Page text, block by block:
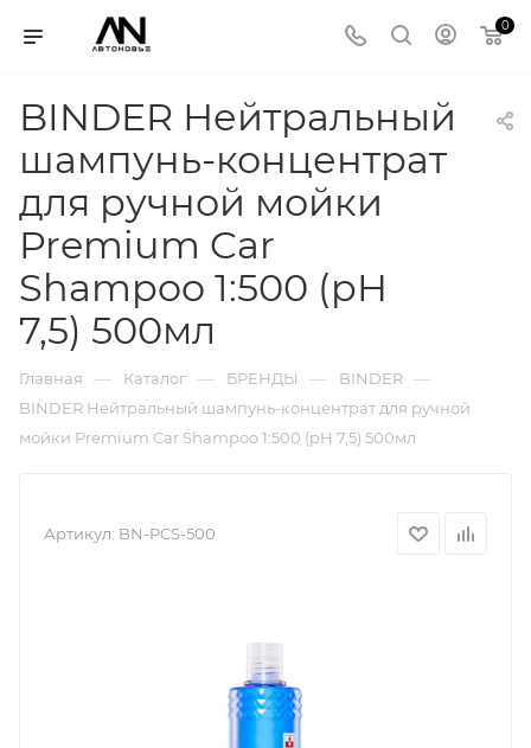
0
BINDER Нейтральный
шампунь-концентрат
для ручной мойки
Premium Car
Shampoo 1:500 (pH
7,5) 500мл
Главная — Каталог — БРЕНДЫ — BINDER —
BINDER Нейтральный шампунь-концентрат для ручной
мойки Premium Car Shampoo 1:500 (pH 7,5) 500мл
Артикул: BN-PCS-500